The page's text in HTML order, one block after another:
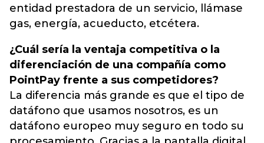
entidad prestadora de un servicio, llámase
gas, energía, acueducto, etcétera.
¿Cuál sería la ventaja competitiva o la
diferenciación de una compañía como
PointPay frente a sus competidores?
La diferencia más grande es que el tipo de
datáfono que usamos nosotros, es un
datáfono europeo muy seguro en todo su